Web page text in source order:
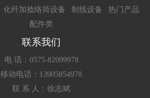
化纤加捻络筒设备 制线设备
热门产品
配件类
联系我们
电 话：0575-82099978
移动电话：13905854978
联 系 人：徐志斌